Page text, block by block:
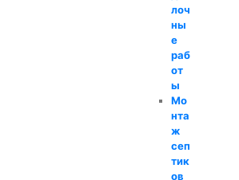
лоч
ны
е
раб
от
ы
Мо
нта
ж
сеп
тик
ов